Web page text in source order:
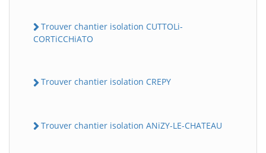
Trouver chantier isolation CUTTOLi-
CORTiCCHiATO
Trouver chantier isolation CREPY
Trouver chantier isolation ANiZY-LE-CHATEAU